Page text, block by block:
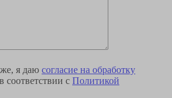
я даю согласие на обработку
в соответствии с Политикой